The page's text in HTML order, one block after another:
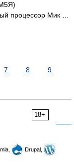
процессор Мик …
7 8
9
18+
Drupal,